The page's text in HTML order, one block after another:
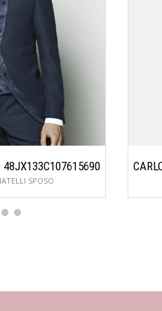
48JX133C107615690
SPOSO